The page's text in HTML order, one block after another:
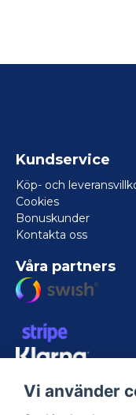
Kundservice
Köp- och
Cookies
Bonuskunder
Kontakta oss
Våra partners
Vi använder